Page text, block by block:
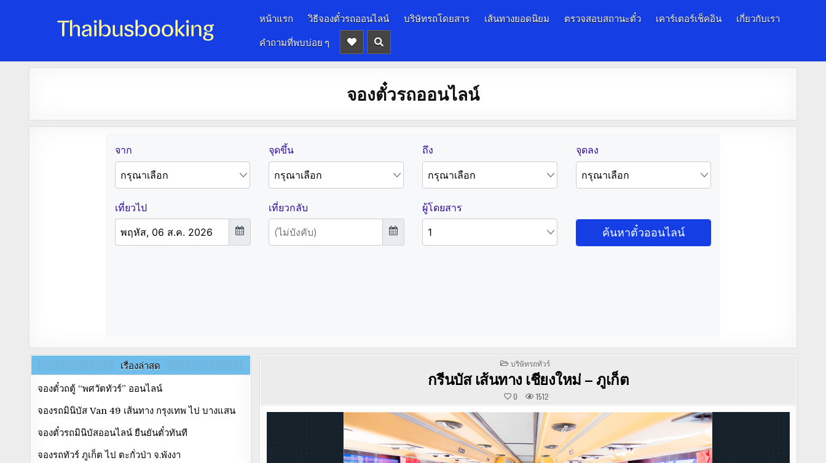
จองตั๋วรถออนไลน์ 24 ชั่วโมง
หน้าแรก วิธีจองตั๋วรถออนไลน์ บริษัทรถโดยสาร เส้นทางยอดนิยม ตรวจสอบสถานะตั๋ว เคาร์เตอร์เช็คอิน
เกี่ยวกับเรา
คำถามที่พบบ่อย ๆ
จองตั๋วรถออนไลน์
POSTED
IN
บริษัทรถทัวร์
กรีนบัส เส้นทาง เชียงใหม่ – ภูเก็ต
0 1512
เรื่องล่าสุด
จองตั๋วถตู้ “พศวัตทัวร์” ออนไลน์
จองรถมินิบัส Van 49 เส้นทาง กรุงเทพ ไป บางแสน
จองตั๋วรถมินิบัสออนไลน์ ยืนยันตั๋วทันที
จองรถทัวร์ ภูเก็ต ไป ตะกั่วป่า จ.พังงา